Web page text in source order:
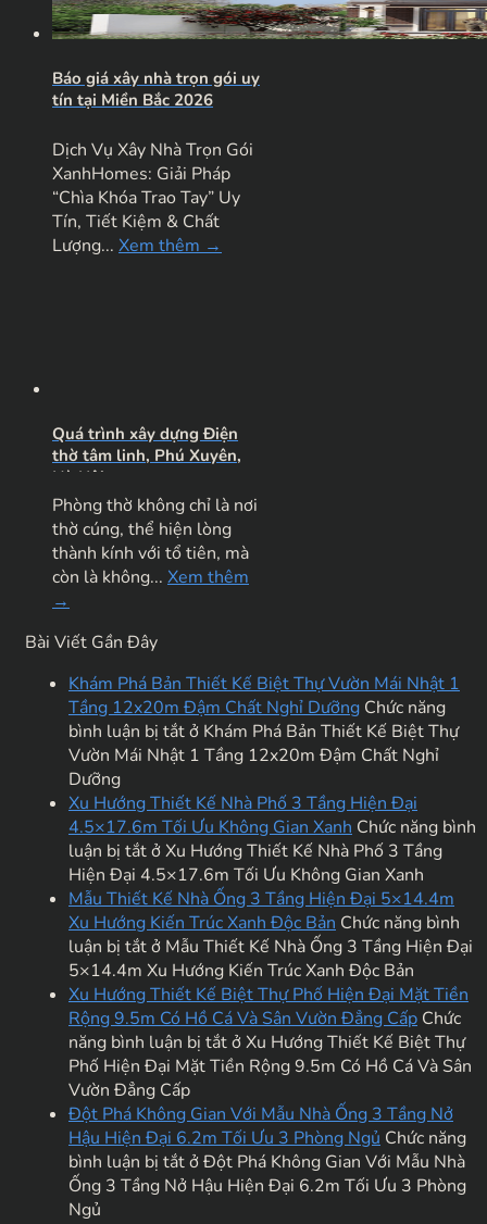
Báo giá xây nhà trọn gói uy
tín tại Miền Bắc 2026
Dịch Vụ Xây Nhà Trọn Gói
XanhHomes: Giải Pháp
“Chìa Khóa Trao Tay” Uy
Tín, Tiết Kiệm & Chất
Lượng... Xem thêm →
Quá trình xây dựng Điện
thờ tâm linh, Phú Xuyên,
Hà Nội
Phòng thờ không chỉ là nơi
thờ cúng, thể hiện lòng
thành kính với tổ tiên, mà
còn là không... Xem thêm
→
Bài Viết Gần Đây
Khám Phá Bản Thiết Kế Biệt Thự Vườn Mái Nhật 1
Tầng 12x20m Đậm Chất Nghỉ Dưỡng Chức năng
bình luận bị tắtở Khám Phá Bản Thiết Kế Biệt Thự
Vườn Mái Nhật 1 Tầng 12x20m Đậm Chất Nghỉ
Dưỡng
Xu Hướng Thiết Kế Nhà Phố 3 Tầng Hiện Đại
4.5×17.6m Tối Ưu Không Gian Xanh Chức năng bình
luận bị tắtở Xu Hướng Thiết Kế Nhà Phố 3 Tầng
Hiện Đại 4.5×17.6m Tối Ưu Không Gian Xanh
Mẫu Thiết Kế Nhà Ống 3 Tầng Hiện Đại 5×14.4m
Xu Hướng Kiến Trúc Xanh Độc Bản Chức năng bình
luận bị tắtở Mẫu Thiết Kế Nhà Ống 3 Tầng Hiện Đại
5×14.4m Xu Hướng Kiến Trúc Xanh Độc Bản
Xu Hướng Thiết Kế Biệt Thự Phố Hiện Đại Mặt Tiền
Rộng 9.5m Có Hồ Cá Và Sân Vườn Đẳng Cấp Chức
năng bình luận bị tắtở Xu Hướng Thiết Kế Biệt Thự
Phố Hiện Đại Mặt Tiền Rộng 9.5m Có Hồ Cá Và Sân
Vườn Đẳng Cấp
Đột Phá Không Gian Với Mẫu Nhà Ống 3 Tầng Nở
Hậu Hiện Đại 6.2m Tối Ưu 3 Phòng Ngủ Chức năng
bình luận bị tắtở Đột Phá Không Gian Với Mẫu Nhà
Ống 3 Tầng Nở Hậu Hiện Đại 6.2m Tối Ưu 3 Phòng
Ngủ